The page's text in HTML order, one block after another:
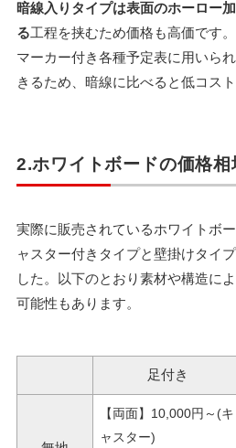
暗線入りタイプは表面のホーロー
る工程を挟むため価格も高価です
マーカー付き各種予定表に用いら
きるため、暗線に比べると低コス
2.ホワイトボードの価格相
実際に販売されているホワイトボ
ャスター付きタイプと壁掛けタイ
した。以下のとおり素材や構造に
可能性もあります。
足付き
【両面】10,000円～(キ
ャスター)